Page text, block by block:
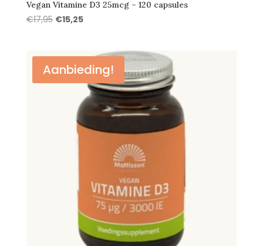
Vegan Vitamine D3 25mcg – 120 capsules
€17,95 Oorspronkelijke
€17,95.
€15,25Huidige
€15,25.
Aanbieding!